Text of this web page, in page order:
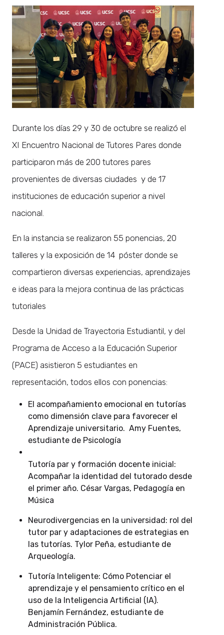
Durante los días 29 y 30 de octubre se realizó el
XI Encuentro Nacional de Tutores Pares donde
participaron más de 200 tutores pares
provenientes de diversas ciudades y de 17
instituciones de educación superior a nivel
nacional.
En la instancia se realizaron 55 ponencias, 20
talleres y la exposición de 14 póster donde se
compartieron diversas experiencias, aprendizajes
e ideas para la mejora continua de las prácticas
tutoriales
Desde la Unidad de Trayectoria Estudiantil, y del
Programa de Acceso a la Educación Superior
(PACE) asistieron 5 estudiantes en
representación, todos ellos con ponencias:
El acompañamiento emocional en tutorías
como dimensión clave para favorecer el
Aprendizaje universitario. Amy Fuentes,
estudiante de Psicología
Tutoría par y formación docente inicial:
Acompañar la identidad del tutorado desde
el primer año. César Vargas, Pedagogía en
Música
Neurodivergencias en la universidad: rol del
tutor par y adaptaciones de estrategias en
las tutorías. Tylor Peña, estudiante de
Arqueología.
Tutoría Inteligente: Cómo Potenciar el
aprendizaje y el pensamiento crítico en el
uso de la Inteligencia Artificial (IA).
Benjamín Fernández, estudiante de
Administración Pública.